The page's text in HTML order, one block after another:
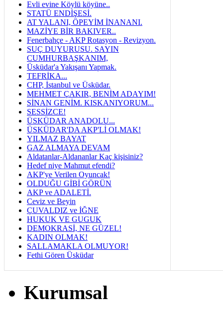
Evli evine Köylü köyüne..
STATÜ ENDİŞESİ.
AT YALANI, ÖPEYİM İNANANI.
MAZİYE BİR BAKIVER..
Fenerbahçe - AKP Rotasyon - Revizyon.
SUÇ DUYURUSU. SAYIN
CUMHURBAŞKANIM,
Üsküdar'a Yakışanı Yapmak.
TEFRİKA...
CHP, İstanbul ve Üsküdar.
MEHMET ÇAKIR, BENİM ADAYIM!
SİNAN GENİM. KISKANIYORUM...
SESSİZCE!
ÜSKÜDAR ANADOLU...
ÜSKÜDAR'DA AKP'Lİ OLMAK!
YILMAZ BAYAT
GAZ ALMAYA DEVAM
Aldatanlar-Aldananlar Kaç kişisiniz?
Hedef niye Mahmut efendi?
AKP'ye Verilen Oyuncak!
OLDUĞU GİBİ GÖRÜN
AKP ve ADALETİ.
Ceviz ve Beyin
ÇUVALDIZ ve İĞNE
HUKUK VE GUGUK
DEMOKRASİ, NE GÜZEL!
KADIN OLMAK!
SALLAMAKLA OLMUYOR!
Fethi Gören Üsküdar
Kurumsal